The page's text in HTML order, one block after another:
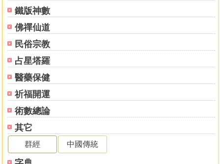
鐵版神數
佛禪仙道
民俗宗教
占星塔羅
醫藥保健
祈福開運
術數總論
其它
群經 中國傳統